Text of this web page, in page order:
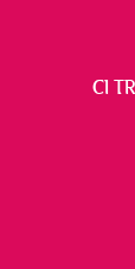
CI